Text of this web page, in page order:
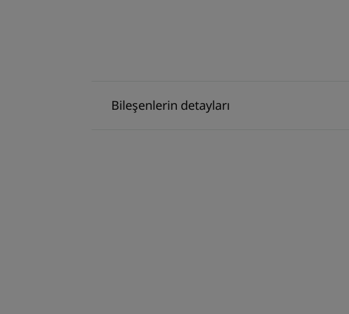
Bileşenlerin detayları